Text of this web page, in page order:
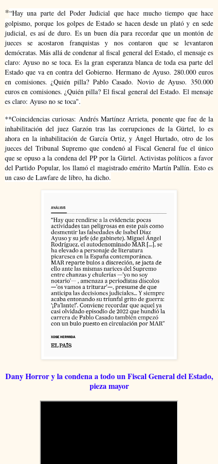
*“Hay una parte del Poder Judicial que hace mucho tiempo que hace
golpismo, porque los golpes de Estado se hacen desde un plató y en sede
judicial, es así de duro. Es un buen día para recordar que un montón de
jueces se acostaron franquistas y nos contaron que se levantaron
demócratas. Más allá de condenar al fiscal general del Estado, el mensaje es
claro: Ayuso no se toca. Es la gran esperanza blanca de toda esa parte del
Estado que va en contra del Gobierno. Hermano de Ayuso. 280.000 euros
en comisiones. ¿Quién pilla? Pablo Casado. Novio de Ayuso. 350.000
euros en comisiones. ¿Quién pilla? El fiscal general del Estado. El mensaje
es claro: Ayuso no se toca".
**Coincidencias curiosas: Andrés Martínez Arrieta, ponente que fue de la
inhabilitación del juez Garzón tras las corrupciones de la Gürtel, lo es
ahora en la inhabilitación de García Ortiz, y Ángel Hurtado, otro de los
jueces del Tribunal Supremo que condenó al Fiscal General fue el único
que se opuso a la condena del PP por la Gürtel. Activistas políticos a favor
del Partido Popular, los llamó el magistrado emérito Martín Pallín. Esto es
un caso de Lawfare de libro, ha dicho.
Dany Horror y la condena a todo un Fiscal General del Estado,
pieza mayor